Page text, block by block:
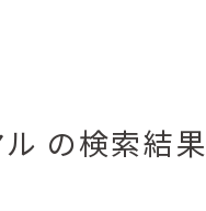
ル の検索結果